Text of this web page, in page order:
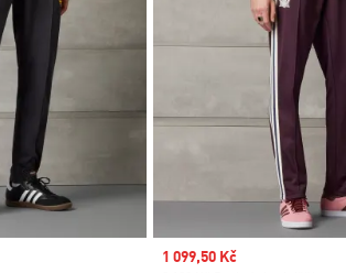
Sale price
1 099,50 Kč